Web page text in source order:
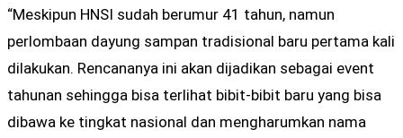
“Meskipun HNSI sudah berumur 41 tahun, namun
perlombaan dayung sampan tradisional baru pertama kali
dilakukan. Rencananya ini akan dijadikan sebagai event
tahunan sehingga bisa terlihat bibit-bibit baru yang bisa
dibawa ke tingkat nasional dan mengharumkan nama